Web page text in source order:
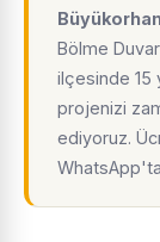
Büyükorhan
Bölme
ilçesinde 15
projenizi
ediyoruz.